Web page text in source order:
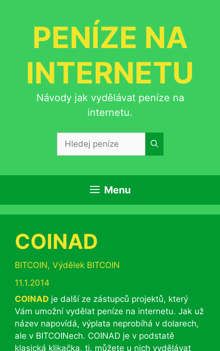
PENÍZE NA
INTERNETU
Návody jak vydělávat peníze na
internetu.
Menu
COINAD
Rubriky
BITCOIN, Výdělek BITCOIN
11.1.2014
COINAD je další ze zástupců projektů, který
Vám umožní vydělat peníze na internetu. Jak už
název napovídá, výplata neprobíhá v dolarech,
ale v BITCOINech. COINAD je v podstatě
klasická klikačka, tj. můžete u nich vydělávat